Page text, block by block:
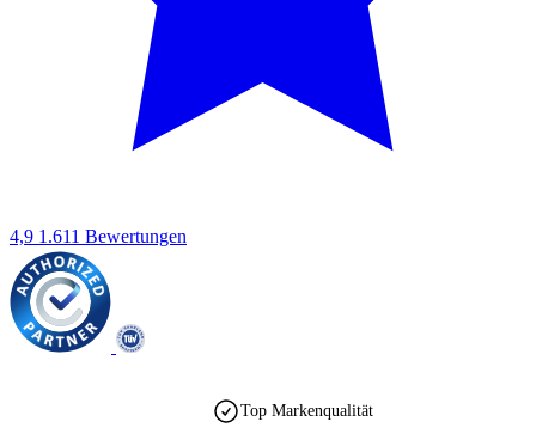
4,9 1.611 Bewertungen
Top Markenqualität